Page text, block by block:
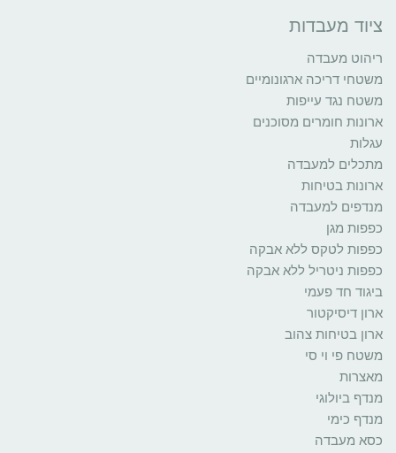
ציוד מעבדות
ריהוט מעבדה
משטחי דריכה ארגונומיים
משטח נגד עייפות
ארונות חומרים מסוכנים
עגלות
מתכלים למעבדה
ארונות בטיחות
מנדפים למעבדה
כפפות מגן
כפפות לטקס ללא אבקה
כפפות ניטריל ללא אבקה
ביגוד חד פעמי
ארון דיסיקטור
ארון בטיחות צהוב
משטח פי וי סי
מאצרות
מנדף ביולוגי
מנדף כימי
כסא מעבדה